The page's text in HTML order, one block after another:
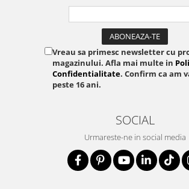
Vreau sa primesc newsletter cu
magazinului. Afla mai multe in
Confidentialitate. Confirm ca am
peste 16 ani.
SOCIAL
Urmareste-ne in social media